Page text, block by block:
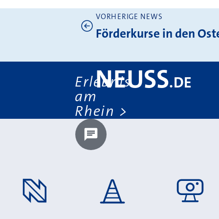
Weitere News
VORHERIGE NEWS
Förderkurse in den
Erlebnis
am
Rhein
NEUSS.DE
Chatbot laden?